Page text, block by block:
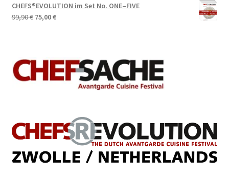
CHEFS®EVOLUTION im Set No. ONE–FIVE
99,90€ Ursprünglicher
75,00€Aktueller